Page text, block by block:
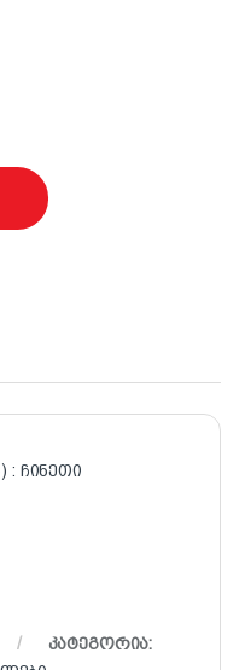
quantity
: ჩინეთი
კატეგორია: